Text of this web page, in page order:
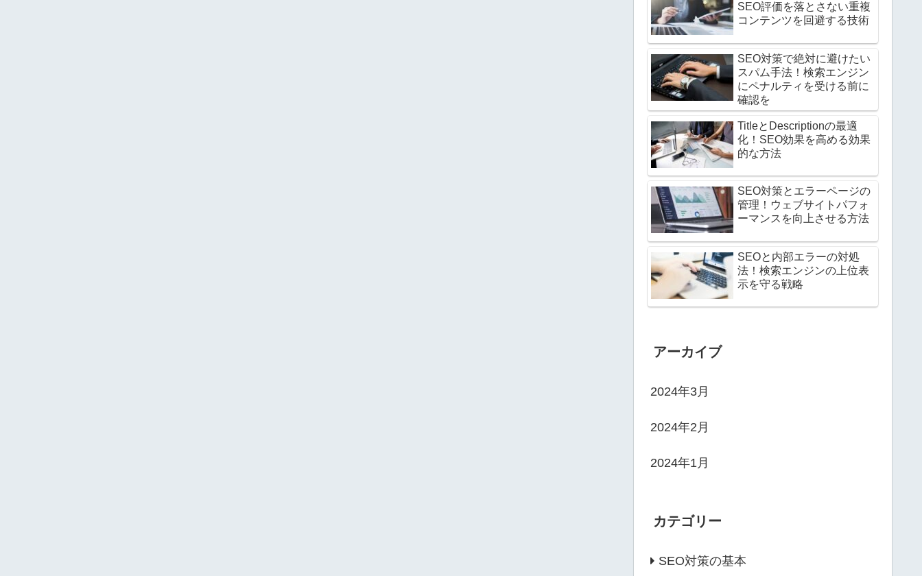
SEO評価を落とさない重複
コンテンツを回避する技術
SEO対策で絶対に避けたい
スパム手法！検索エンジン
にペナルティを受ける前に
確認を
TitleとDescriptionの最適
化！SEO効果を高める効果
的な方法
SEO対策とエラーページの
管理！ウェブサイトパフォ
ーマンスを向上させる方法
SEOと内部エラーの対処
法！検索エンジンの上位表
示を守る戦略
アーカイブ
2024年3月
2024年2月
2024年1月
カテゴリー
SEO対策の基本